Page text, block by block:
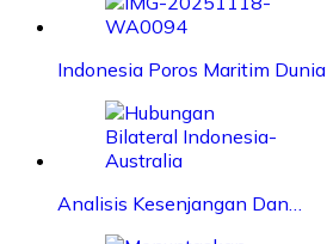
Indonesia Poros Maritim Dunia
Analisis Kesenjangan Dan…